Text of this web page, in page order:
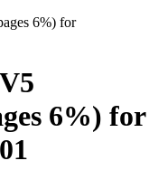
6%) for
6%) for